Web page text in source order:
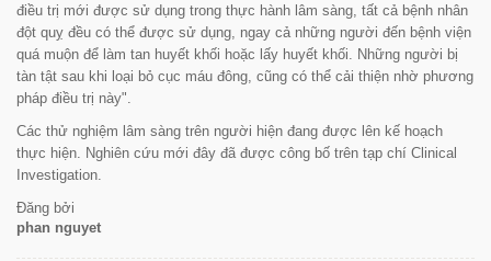
điều trị mới được sử dụng trong thực hành lâm sàng, tất cả bệnh nhân
đột quỵ đều có thể được sử dụng, ngay cả những người đến bệnh viện
quá muộn để làm tan huyết khối hoặc lấy huyết khối. Những người bị
tàn tật sau khi loại bỏ cục máu đông, cũng có thể cải thiện nhờ phương
pháp điều trị này".
Các thử nghiệm lâm sàng trên người hiện đang được lên kế hoạch
thực hiện. Nghiên cứu mới đây đã được công bố trên tạp chí Clinical
Investigation
Đăng bởi
phan nguyet